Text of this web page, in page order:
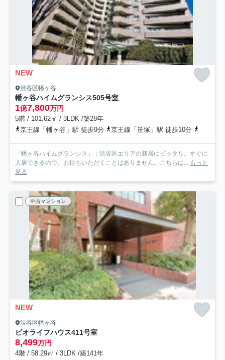
NEW
渋谷区幡ヶ谷
幡ヶ谷ハイムグランシス505号室
1億7,800万円
5階 / 101.62㎡ / 3LDK /築28年
京王線「幡ヶ谷」駅 徒歩9分
京王線「笹塚」駅 徒歩10分
「幡ヶ谷ハイムグランシス」：渋谷区エリアの新居にピッタリ。すぐに
入居できるので、お待ちいただくことはありません。こちらは... もっと
見る
中古マンション
NEW
渋谷区幡ヶ谷
ビオライフハウス411号室
8,499万円
4階 / 58.29㎡ / 3LDK /築141年